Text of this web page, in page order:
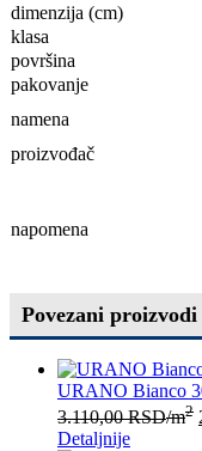
dimenzija (cm)
klasa
površina
pakovanje
namena
proizvođač
napomena
Povezani proizvodi
URANO Bianco
3.110,00RSD/m2
Detaljnije